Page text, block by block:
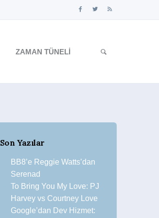
ZAMAN TÜNELI
Son Yazılar
BB8’e Reggie Watts’dan
Serenad
To Bring You My Love: PJ
Harvey vs Courtney Love
Google’dan Dev Hizmet: